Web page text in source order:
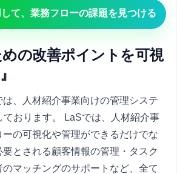
て、業務フローの課題を見つける
の改善ポイントを可視
は、人材紹介事業向けの管理システ
ております。 LaSでは、人材紹介事
の可視化や管理ができるだけでな
要とされる顧客情報の管理・タスク
マッチングのサポートなど、全て